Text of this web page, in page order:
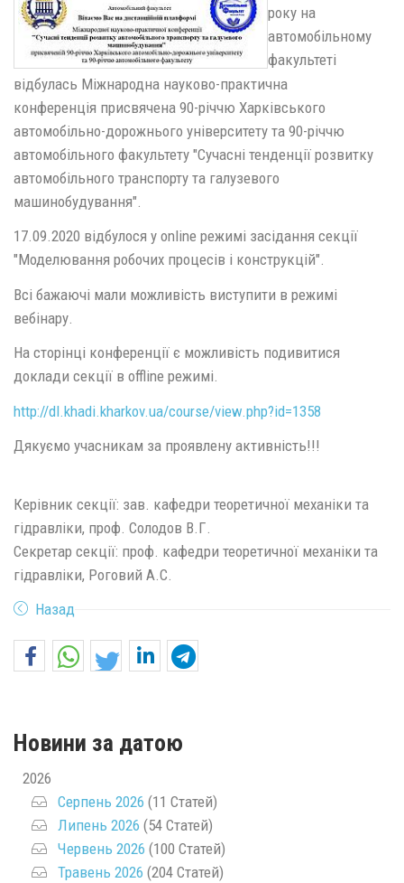
року на
автомобільному
факультеті
відбулась Міжнародна науково-практична
конференція присвячена 90-річчю Харківського
автомобільно-дорожнього університету та 90-річчю
автомобільного факультету "Сучасні тенденції розвитку
автомобільного транспорту та галузевого
машинобудування".
17.09.2020 відбулося у online режимі засідання секції
"Моделювання робочих процесів і конструкцій".
Всі бажаючі мали можливість виступити в режимі
вебінару.
На сторінці конференції є можливість подивитися
доклади секції в offline режимі.
http://dl.khadi.kharkov.ua/course/view.php?id=1358
Дякуємо учасникам за проявлену активність!!!
Керівник секції: зав. кафедри теоретичної механіки та
гідравліки, проф. Солодов В.Г.
Секретар секції: проф. кафедри теоретичної механіки та
гідравліки, Роговий А.С.
Назад
Новини за датою
2026
Серпень 2026 (11 Статей)
Липень 2026 (54 Статей)
Червень 2026 (100 Статей)
Травень 2026 (204 Статей)